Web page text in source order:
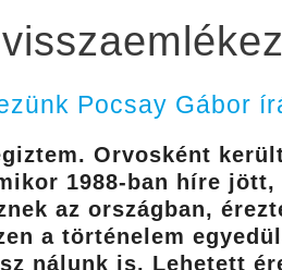
Pocsay Gábor
Orvosként
1988-ban híre
az országban,
a történelem
nálunk is. Lehetett